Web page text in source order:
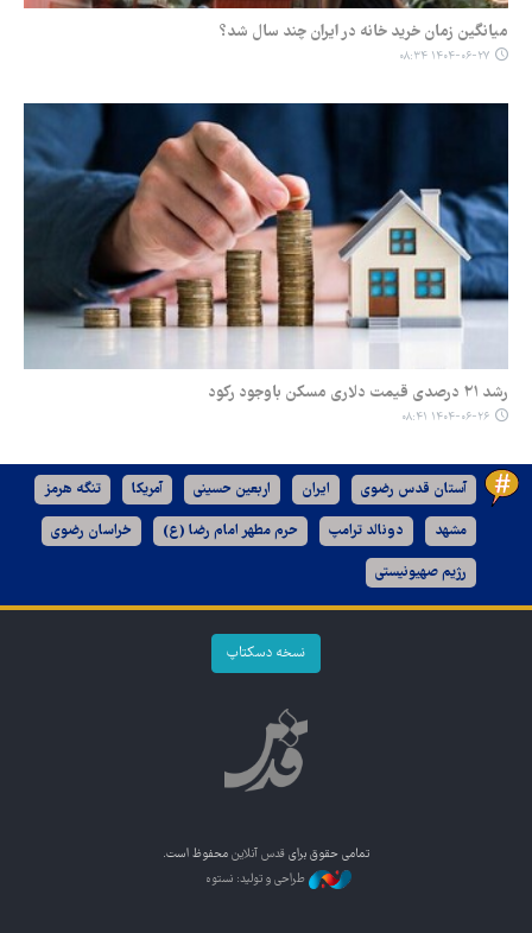
میانگین زمان خرید خانه در ایران چند سال شد؟
۱۴۰۴-۰۶-۲۷ ۰۸:۳۴
رشد ۲۱ درصدی قیمت دلاری مسکن باوجود رکود
۱۴۰۴-۰۶-۲۶ ۰۸:۴۱
آستان قدس رضوی ایران اربعین حسینی آمریکا تنگه هرمز
مشهد دونالد ترامپ حرم مطهر امام رضا (ع) خراسان رضوی
رژیم صهیونیستی
نسخه دسکتاپ
تمامی حقوق برای قدس آنلاین محفوظ است.
طراحی و تولید: نستوه